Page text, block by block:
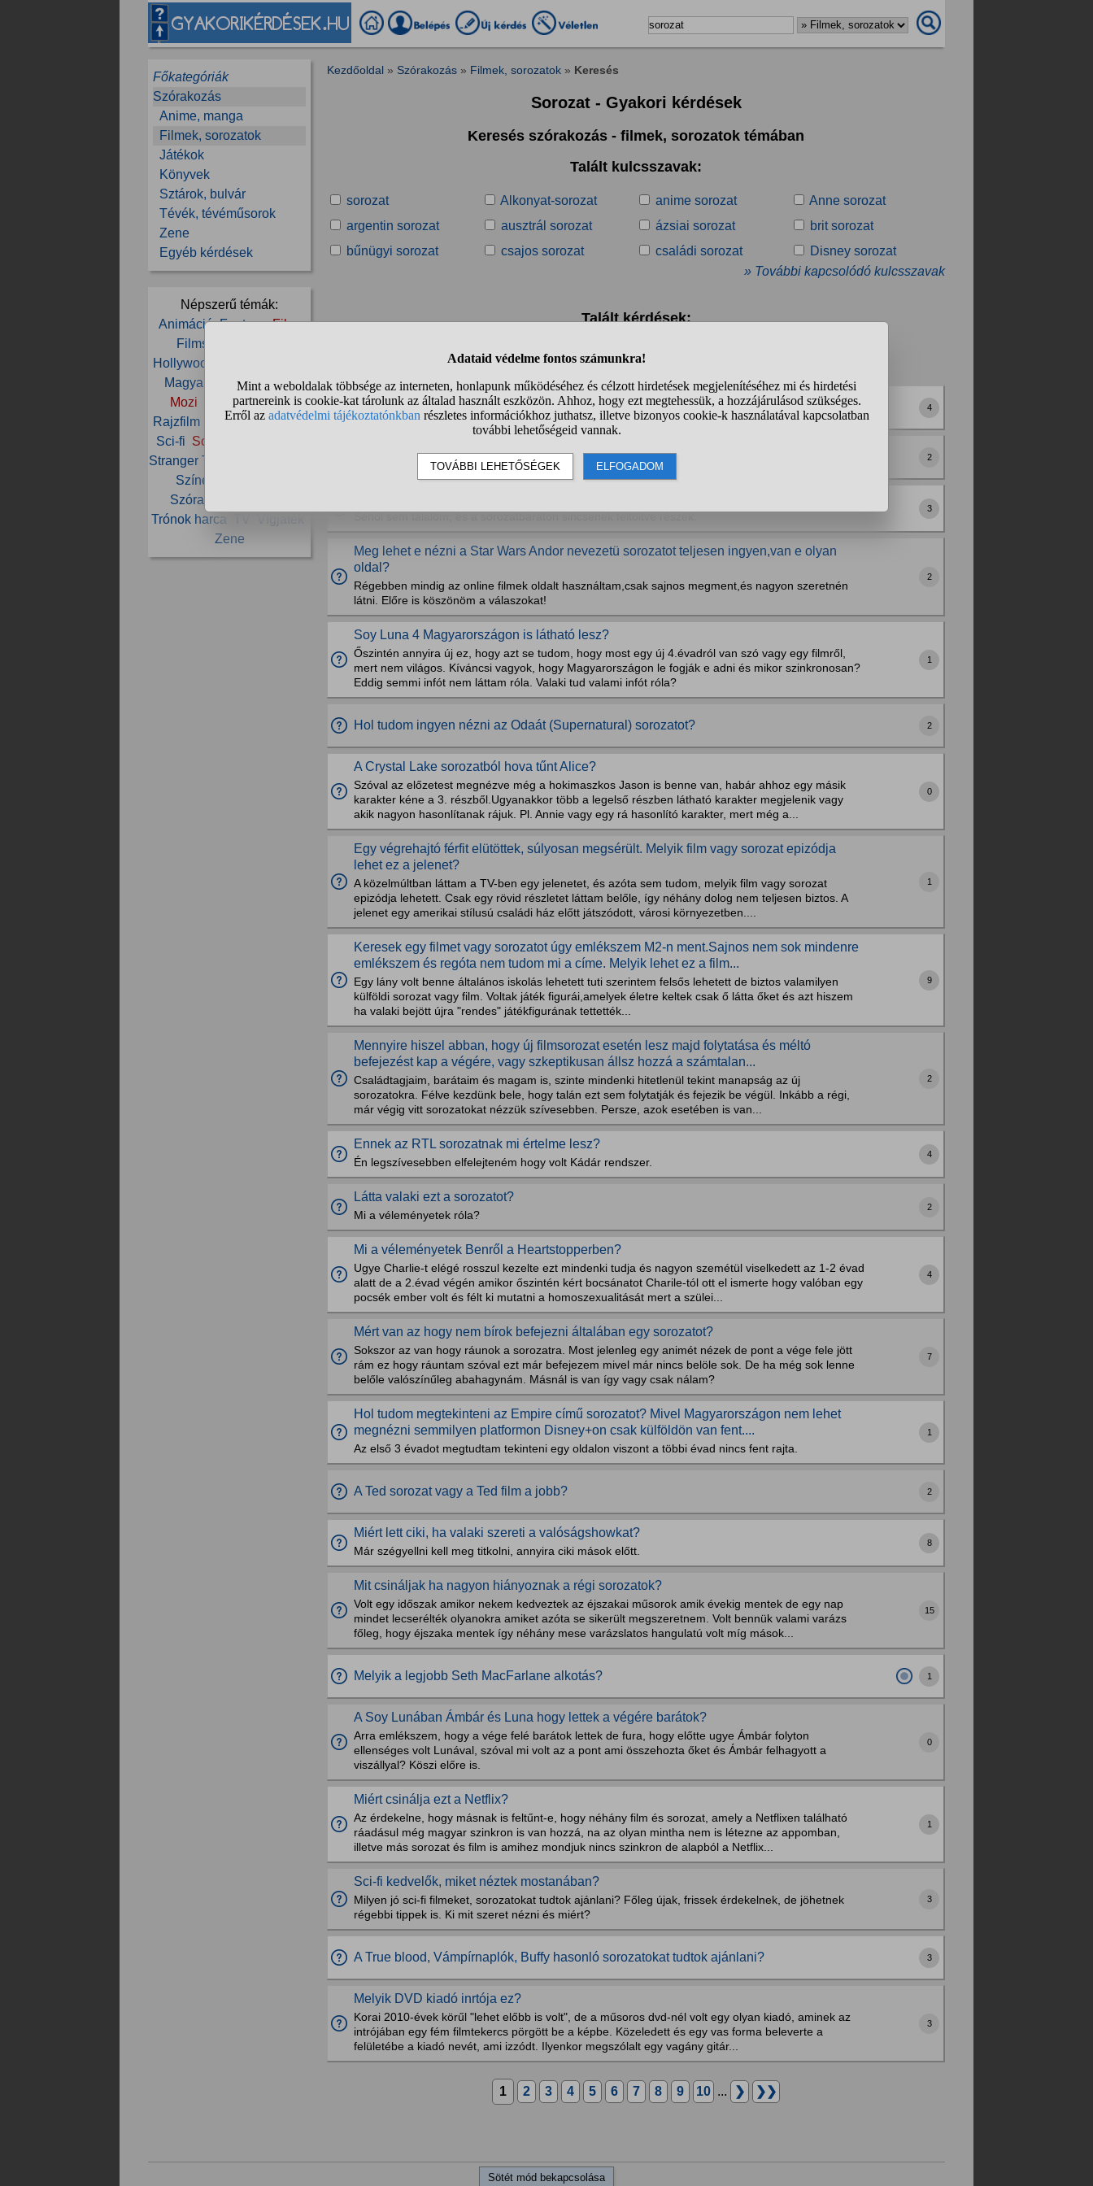
Főkategóriák
Szórakozás
Anime, manga
Filmek, sorozatok
Játékok
Könyvek
Sztárok, bulvár
Tévék, tévéműsorok
Zene
Egyéb kérdések
Népszerű témák:
Animáció Fantasy Film
Filmsorozat
Hollywood
Magyar
Marvel Mese
Mozi
Netflix Online
Rajzfilm
Régi Romantika
Sci-fi Sorozat
Stranger Things
Színész
Szórakozás
Trónok harca
Zene
Kezdőoldal » Szórakozás » Filmek, sorozatok » Keresés
Sorozat - Gyakori kérdések
Keresés szórakozás - filmek, sorozatok témában
Talált kulcsszavak:
sorozat Alkonyat-sorozat anime sorozat
Anne sorozat
argentin sorozat
ausztrál sorozat ázsiai sorozat
brit sorozat
bűnügyi sorozat
csajos sorozat családi sorozat
Disney sorozat
» További kapcsolódó kulcsszavak
Talált kérdések:
1 2 3 4 5 6 7
Aki látta a Zöld Íjász sorozatot mi a véleménye róla?lehet elkezdeném megnézni,jó pár
éve véget ért már.
4
ebben kérnék segitséget hogy milyen online oldalon tudnám meg nézni ?
2
3
Meg lehet e nézni a Star Wars Andor nevezetü sorozatot teljesen ingyen,van e olyan
oldal?
Régebben mindig az online filmek oldalt használtam,csak sajnos megment,és nagyon szeretnén
látni. Előre is köszönöm a válaszokat!
2
Soy Luna 4 Magyarországon is látható lesz?
Őszintén annyira új ez, hogy azt se tudom, hogy most egy új 4.évadról van szó vagy egy filmről,
mert nem világos. Kíváncsi vagyok, hogy Magyarországon le fogják e adni és mikor szinkronosan?
Eddig semmi infót nem láttam róla. Valaki tud valami infót róla?
1
Hol tudom ingyen nézni az Odaát (Supernatural) sorozatot? 2
A Crystal Lake sorozatból hova tűnt Alice?
Szóval az előzetest megnézve még a hokimaszkos Jason is benne van, habár ahhoz egy másik
karakter kéne a 3. részből.Ugyanakkor több a legelső részben látható karakter megjelenik vagy
akik nagyon hasonlítanak rájuk. Pl. Annie vagy egy rá hasonlító karakter, mert még a...
0
Egy végrehajtó férfit elütöttek, súlyosan megsérült. Melyik film vagy sorozat epizódja
lehet ez a jelenet?
A közelmúltban láttam a TV-ben egy jelenetet, és azóta sem tudom, melyik film vagy sorozat
epizódja lehetett. Csak egy rövid részletet láttam belőle, így néhány dolog nem teljesen biztos. A
jelenet egy amerikai stílusú családi ház előtt játszódott, városi környezetben....
1
Keresek egy filmet vagy sorozatot úgy emlékszem M2-n ment.Sajnos nem sok mindenre
emlékszem és regóta nem tudom mi a címe. Melyik lehet ez a film...
Egy lány volt benne általános iskolás lehetett tuti szerintem felsős lehetett de biztos valamilyen
külföldi sorozat vagy film. Voltak játék figurái,amelyek életre keltek csak ő látta őket és azt hiszem
ha valaki bejött újra "rendes" játékfigurának tettették...
9
Mennyire hiszel abban, hogy új filmsorozat esetén lesz majd folytatása és méltó
befejezést kap a végére, vagy szkeptikusan állsz hozzá a számtalan...
Családtagjaim, barátaim és magam is, szinte mindenki hitetlenül tekint manapság az új
sorozatokra. Félve kezdünk bele, hogy talán ezt sem folytatják és fejezik be végül. Inkább a régi,
már végig vitt sorozatokat nézzük szívesebben. Persze, azok esetében is van...
2
Ennek az RTL sorozatnak mi értelme lesz?
Én legszívesebben elfelejteném hogy volt Kádár rendszer.
4
Látta valaki ezt a sorozatot?
Mi a véleményetek róla?
2
Mi a véleményetek Benről a Heartstopperben?
Ugye Charlie-t elégé rosszul kezelte ezt mindenki tudja és nagyon szemétül viselkedett az 1-2 évad
alatt de a 2.évad végén amikor őszintén kért bocsánatot Charile-tól ott el ismerte hogy valóban egy
pocsék ember volt és félt ki mutatni a homoszexualitását mert a szülei...
4
Mért van az hogy nem bírok befejezni általában egy sorozatot?
Sokszor az van hogy ráunok a sorozatra. Most jelenleg egy animét nézek de pont a vége fele jött
rám ez hogy ráuntam szóval ezt már befejezem mivel már nincs belöle sok. De ha még sok lenne
belőle valószínűleg abahagynám. Másnál is van így vagy csak nálam?
7
Hol tudom megtekinteni az Empire című sorozatot? Mivel Magyarországon nem lehet
megnézni semmilyen platformon Disney+on csak külföldön van fent....
Az első 3 évadot megtudtam tekinteni egy oldalon viszont a többi évad nincs fent rajta.
1
A Ted sorozat vagy a Ted film a jobb? 2
Miért lett ciki, ha valaki szereti a valóságshowkat?
Már szégyellni kell meg titkolni, annyira ciki mások előtt.
8
Mit csináljak ha nagyon hiányoznak a régi sorozatok?
Volt egy időszak amikor nekem kedveztek az éjszakai műsorok amik évekig mentek de egy nap
mindet lecserélték olyanokra amiket azóta se sikerült megszeretnem. Volt bennük valami varázs
főleg, hogy éjszaka mentek így néhány mese varázslatos hangulatú volt míg mások...
15
Melyik a legjobb Seth MacFarlane alkotás? 1
A Soy Lunában Ámbár és Luna hogy lettek a végére barátok?
Arra emlékszem, hogy a vége felé barátok lettek de fura, hogy előtte ugye Ámbár folyton
ellenséges volt Lunával, szóval mi volt az a pont ami összehozta őket és Ámbár felhagyott a
viszállyal? Köszi előre is.
0
Miért csinálja ezt a Netflix?
Az érdekelne, hogy másnak is feltűnt-e, hogy néhány film és sorozat, amely a Netflixen található
ráadásul még magyar szinkron is van hozzá, na az olyan mintha nem is létezne az appomban,
illetve más sorozat és film is amihez mondjuk nincs szinkron de alapból a Netflix...
1
Sci-fi kedvelők, miket néztek mostanában?
Milyen jó sci-fi filmeket, sorozatokat tudtok ajánlani? Főleg újak, frissek érdekelnek, de jöhetnek
régebbi tippek is. Ki mit szeret nézni és miért?
3
A True blood, Vámpírnaplók, Buffy hasonló sorozatokat tudtok ajánlani? 3
Melyik DVD kiadó inrtója ez?
Korai 2010-évek körűl "lehet előbb is volt", de a műsoros dvd-nél volt egy olyan kiadó, aminek az
intrójában egy fém filmtekercs pörgött be a képbe. Közeledett és egy vas forma beleverte a
felületébe a kiadó nevét, ami izzódt. Ilyenkor megszólalt egy vagány gitár...
3
1 2 3 4 5 6 7 8 9 10 ... ❯ ❯❯
Sötét mód bekapcsolása